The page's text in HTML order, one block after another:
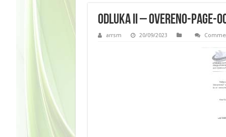
Odluka II – overeno-page-
arrsm 20/09/2023